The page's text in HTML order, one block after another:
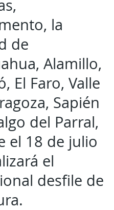
la
de
Alamillo,
El Faro, Valle
Sapién
del Parral,
el 18 de julio
el
desfile de